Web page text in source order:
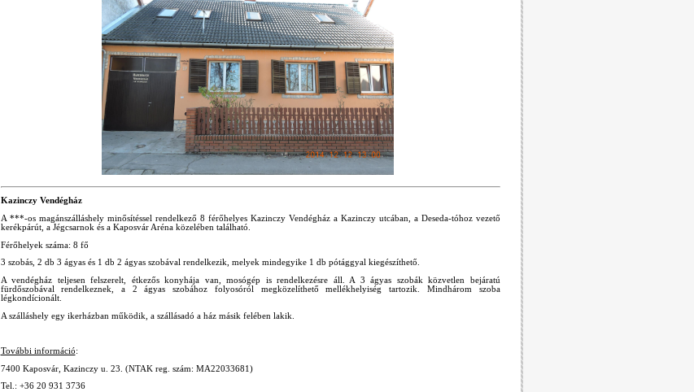
Kazinczy Vendégház
A ***-os magánszálláshely minősítéssel rendelkező 8 férőhelyes Kazinczy Vendégház a Kazinczy utcában, a Deseda-tóhoz vezető
kerékpárút, a Jégcsarnok és a Kaposvár Aréna közelében található.
Férőhelyek száma: 8 fő
3 szobás, 2 db 3 ágyas és 1 db 2 ágyas szobával rendelkezik, melyek mindegyike 1 db pótággyal kiegészíthető.
A vendégház teljesen felszerelt, étkezős konyhája van, mosógép is rendelkezésre áll. A 3 ágyas szobák közvetlen bejáratú
fürdőszobával rendelkeznek, a 2 ágyas szobához folyosóról megközelíthető mellékhelyiség tartozik. Mindhárom szoba
légkondícionált.
A szálláshely egy ikerházban működik, a szállásadó a ház másik felében lakik.
További információ:
7400 Kaposvár, Kazinczy u. 23. (NTAK reg. szám: MA22033681)
Tel.: +36 20 931 3736